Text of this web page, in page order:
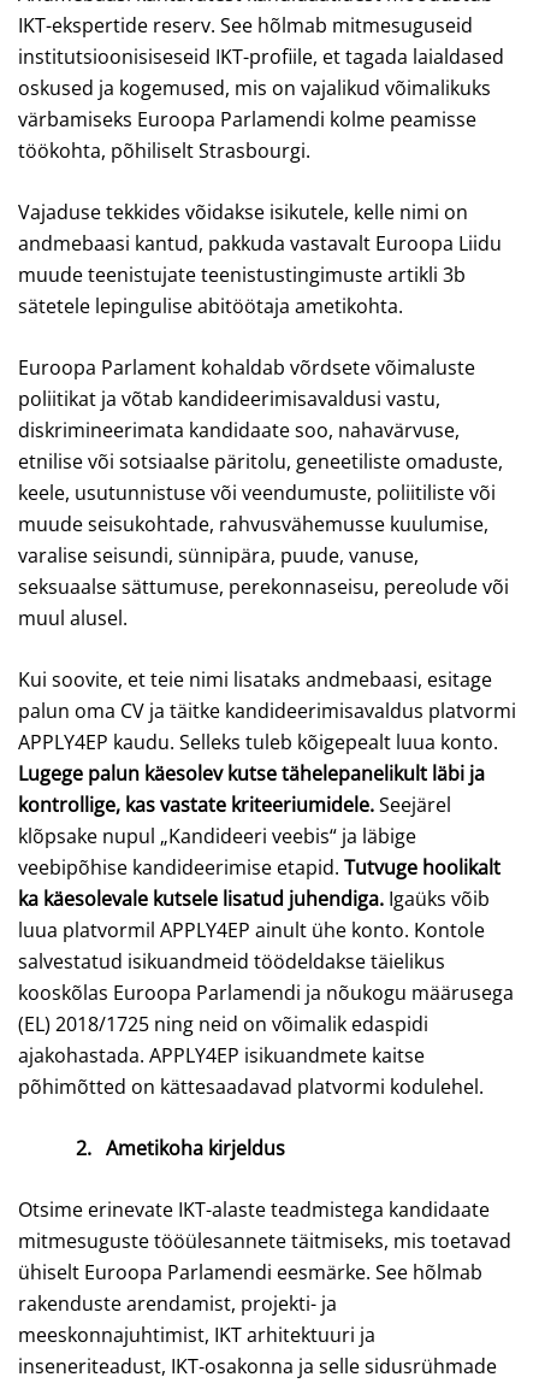
IKT-ekspertide reserv. See hõlmab mitmesuguseid
institutsioonisiseseid IKT-profiile, et tagada laialdased
oskused ja kogemused, mis on vajalikud võimalikuks
värbamiseks Euroopa Parlamendi kolme peamisse
töökohta, põhiliselt Strasbourgi.
Vajaduse tekkides võidakse isikutele, kelle nimi on
andmebaasi kantud, pakkuda vastavalt Euroopa Liidu
muude teenistujate teenistustingimuste artikli 3b
sätetele lepingulise abitöötaja ametikohta.
Euroopa Parlament kohaldab võrdsete võimaluste
poliitikat ja võtab kandideerimisavaldusi vastu,
diskrimineerimata kandidaate soo, nahavärvuse,
etnilise või sotsiaalse päritolu, geneetiliste omaduste,
keele, usutunnistuse või veendumuste, poliitiliste või
muude seisukohtade, rahvusvähemusse kuulumise,
varalise seisundi, sünnipära, puude, vanuse,
seksuaalse sättumuse, perekonnaseisu, pereolude või
muul alusel.
Kui soovite, et teie nimi lisataks andmebaasi, esitage
palun oma CV ja täitke kandideerimisavaldus platvormi
APPLY4EP kaudu. Selleks tuleb kõigepealt luua konto.
Lugege palun käesolev kutse tähelepanelikult läbi ja
kontrollige, kas vastate kriteeriumidele.Seejärel
klõpsake nupul „Kandideeri veebis“ ja läbige
veebipõhise kandideerimise etapid. Tutvuge hoolikalt
ka käesolevale kutsele lisatud juhendiga. Igaüks võib
luua platvormil APPLY4EP ainult ühe konto. Kontole
salvestatud isikuandmeid töödeldakse täielikus
kooskõlas Euroopa Parlamendi ja nõukogu määrusega
(EL) 2018/1725 ning neid on võimalik edaspidi
ajakohastada. APPLY4EP isikuandmete kaitse
põhimõtted on kättesaadavad platvormi kodulehel.
2. Ametikoha kirjeldus
Otsime erinevate IKT-alaste teadmistega kandidaate
mitmesuguste tööülesannete täitmiseks, mis toetavad
ühiselt Euroopa Parlamendi eesmärke. See hõlmab
rakenduste arendamist, projekti- ja
meeskonnajuhtimist, IKT arhitektuuri ja
inseneriteadust, IKT‑osakonna ja selle sidusrühmade